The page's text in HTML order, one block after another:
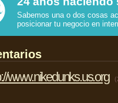
Sabemos una o dos cosas
posicionar tu negocio en
www.nikedunks.us.org